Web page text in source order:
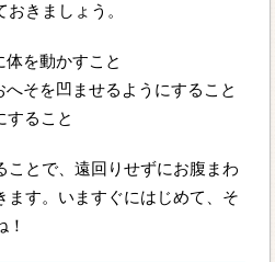
きましょう。
を動かすこと
そを凹ませるようにすること
すること
ことで、遠回りせずにお腹まわ
ます。いますぐにはじめて、そ